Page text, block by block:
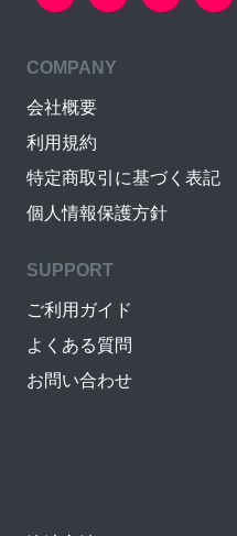
COMPANY
会社概要
利用規約
特定商取引に基づく表記
個人情報保護方針
SUPPORT
ご利用ガイド
よくある質問
お問い合わせ